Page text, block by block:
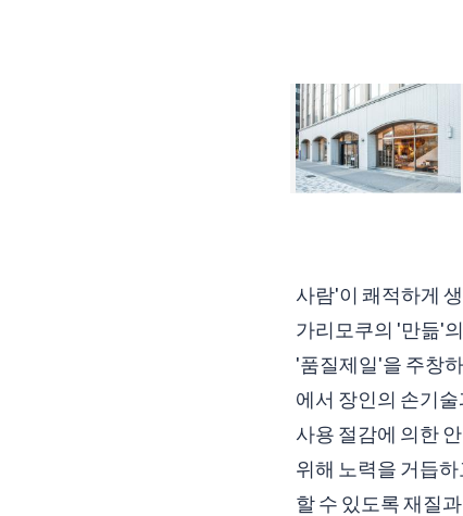
사람'이 쾌적하게
가리모쿠의 '만듦'
'품질제일'을 주창
에서 장인의 손기
사용 절감에 의한
위해 노력을 거듭
할 수 있도록 재질